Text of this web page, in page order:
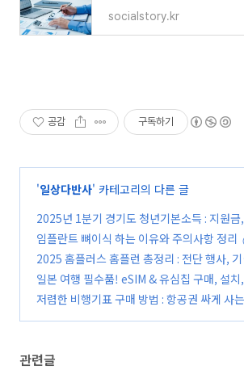
socialstory.kr
공감 구독하기
'일상다반사' 카테고리의 다른 글
2025년 1분기 경기도 청년기본소득 : 지원금
격, 신청 총정리
(0)
임플란트 뼈이식 하는 이유와 주의사항 정리
2025 홈플러스 홈플런 총정리 : 전단 행사, 기
할인 상품 완벽 분석
(0)
일본 여행 필수품! eSIM & 유심칩 구매, 설치
용법 총정리
(0)
저렴한 비행기표 구매 방법 : 항공권 싸게 사
관련글